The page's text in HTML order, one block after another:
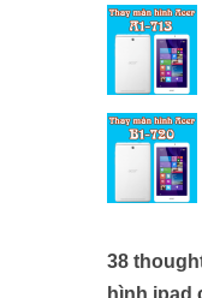
38